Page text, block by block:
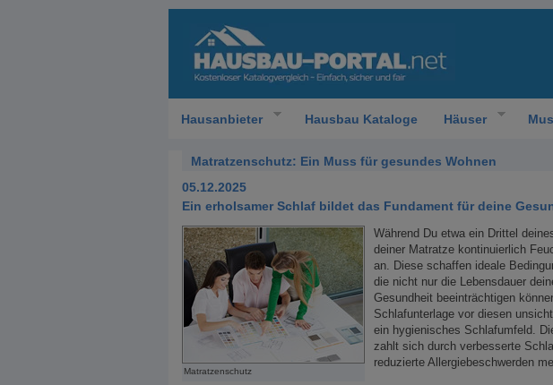
Hausanbieter Hausbau Kataloge Häuser
Matratzenschutz: Ein Muss für gesundes Wohnen
05.12.2025
Ein erholsamer Schlaf bildet das Fundament für deine
Matratzenschutz
Während Du etwa ein Drittel
deiner Matratze kontinuierlich
an. Diese schaffen ideale
die nicht nur die Lebensdauer
Gesundheit beeinträchtigen
Schlafunterlage vor diesen
ein hygienisches Schlafumfeld.
zahlt sich durch verbesserte
reduzierte Allergiebeschwerden